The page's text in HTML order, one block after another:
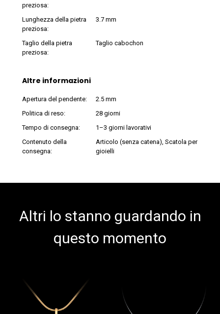
preziosa:
Lunghezza della pietra
preziosa:
3.7 mm
Taglio della pietra
preziosa:
Taglio cabochon
Altre informazioni
Apertura del pendente:
2.5 mm
Politica di reso:
28 giorni
Tempo di consegna:
1–3 giorni lavorativi
Contenuto della
consegna:
Articolo (senza catena), Scatola per
gioielli
Altri lo stanno guardando in
questo momento